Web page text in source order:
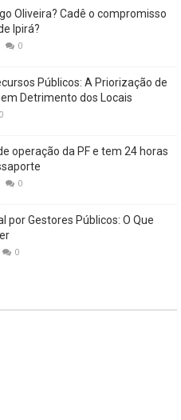
Oliveira? Cadê o compromisso
Ipirá?
0
Públicos: A Priorização de
Detrimento dos Locais
0
operação da PF e tem 24 horas
0
por Gestores Públicos: O Que
0